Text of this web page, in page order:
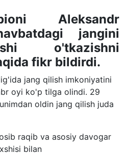
Aleksandr
jangini
o'tkazishni
fikr bildirdi.
jang qilish imkoniyatini
oyi ko'p tilga olindi. 29
oldin jang qilish juda
raqib va asosiy davogar
bilan